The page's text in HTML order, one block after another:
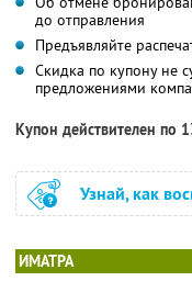
до отправления
Предъявляйте
Скидка по купону не
предложениями
Купон действителен по
Узнай, как
ИМАТРА